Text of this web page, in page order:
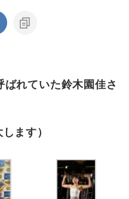
ばれていた鈴木園佳さ
ます）